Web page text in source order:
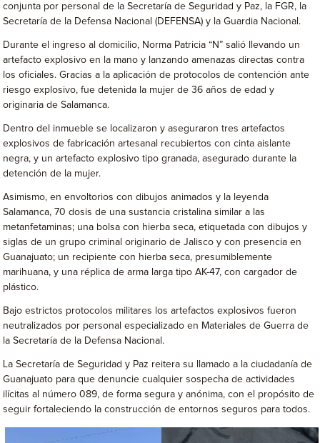
conjunta por personal de la Secretaría de Seguridad y Paz, la FGR, la
Secretaría de la Defensa Nacional (DEFENSA) y la Guardia Nacional.
Durante el ingreso al domicilio, Norma Patricia “N” salió llevando un
artefacto explosivo en la mano y lanzando amenazas directas contra
los oficiales. Gracias a la aplicación de protocolos de contención ante
riesgo explosivo, fue detenida la mujer de 36 años de edad y
originaria de Salamanca.
Dentro del inmueble se localizaron y aseguraron tres artefactos
explosivos de fabricación artesanal recubiertos con cinta aislante
negra, y un artefacto explosivo tipo granada, asegurado durante la
detención de la mujer.
Asimismo, en envoltorios con dibujos animados y la leyenda
Salamanca, 70 dosis de una sustancia cristalina similar a las
metanfetaminas; una bolsa con hierba seca, etiquetada con dibujos y
siglas de un grupo criminal originario de Jalisco y con presencia en
Guanajuato; un recipiente con hierba seca, presumiblemente
marihuana, y una réplica de arma larga tipo AK-47, con cargador de
plástico.
Bajo estrictos protocolos militares los artefactos explosivos fueron
neutralizados por personal especializado en Materiales de Guerra de
la Secretaría de la Defensa Nacional.
La Secretaría de Seguridad y Paz reitera su llamado a la ciudadanía de
Guanajuato para que denuncie cualquier sospecha de actividades
ilícitas al número 089, de forma segura y anónima, con el propósito de
seguir fortaleciendo la construcción de entornos seguros para todos.